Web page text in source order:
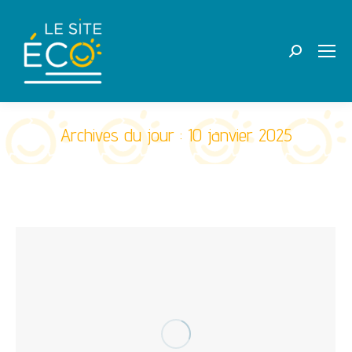
Recherche
Archives du jour : 10 janvier 2025